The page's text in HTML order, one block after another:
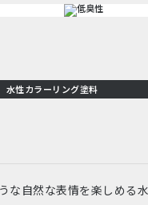
水性カラーリング塗料
自然な表情を楽しめる水